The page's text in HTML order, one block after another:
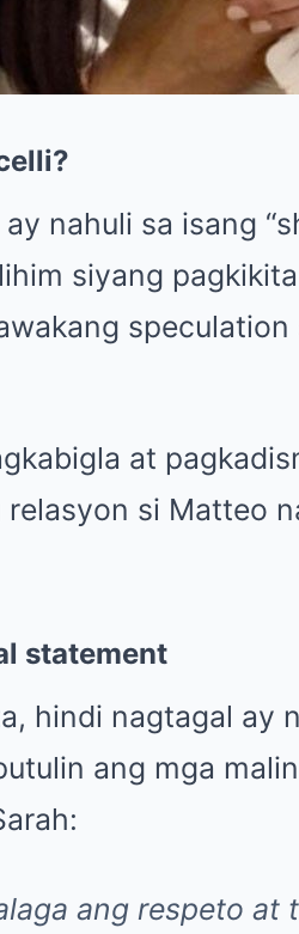
nahuli sa isang
siyang
speculation
at
si Matteo
statement
hindi nagtagal ay
ang mga
ang respeto at